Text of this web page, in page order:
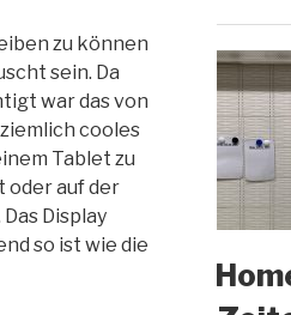
zu können
sein. Da
war das von
cooles
Tablet zu
oder auf der
Display
so ist wie die